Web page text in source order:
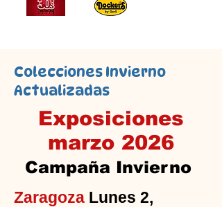
Colecciones Invierno
Actualizadas
Exposiciones
marzo 2026
Campaña Invierno
Zaragoza Lunes 2,